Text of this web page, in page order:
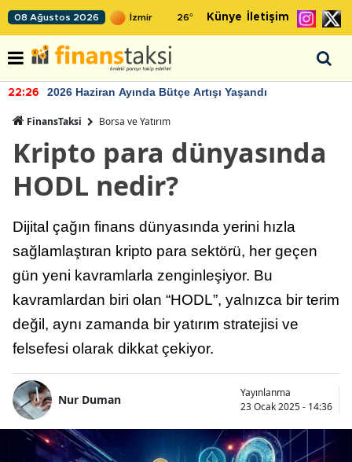
08 Ağustos 2026 26° Künye İletişim
22:26 2026 Haziran Ayında Bütçe Artışı Yaşandı
FinansTaksi Borsa ve Yatırım
Kripto para dünyasında
HODL nedir?
Dijital çağın finans dünyasında yerini hızla
sağlamlaştıran kripto para sektörü, her geçen
gün yeni kavramlarla zenginleşiyor. Bu
kavramlardan biri olan “HODL”, yalnızca bir terim
değil, aynı zamanda bir yatırım stratejisi ve
felsefesi olarak dikkat çekiyor.
Nur Duman
Yayınlanma
23 Ocak 2025 - 14:36